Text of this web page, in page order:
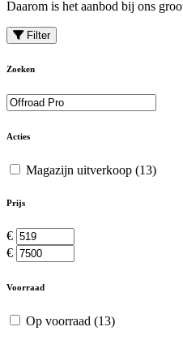
Daarom is het aanbod bij ons
Filter
Zoeken
Acties
Magazijn uitverkoop (13)
Prijs
€
€
Voorraad
Op voorraad (13)